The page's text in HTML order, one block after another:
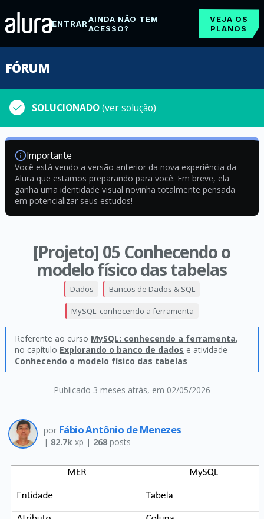
ENTRARAINDA NÃO TEM
ACESSO?
VEJA OS
PLANOS
FÓRUM
SOLUCIONADO(ver solução)
Importante
Você está vendo a versão anterior da nova experiência da
Alura que estamos preparando para você. Em breve, ela
ganha uma identidade visual novinha totalmente pensada
em potencializar seus estudos!
[Projeto] 05 Conhecendo o
modelo físico das tabelas
Publicado 3 meses atrás, em 02/05/2026
Dados Bancos de Dados & SQL
MySQL: conhecendo a ferramenta
Referente ao curso MySQL: conhecendo a ferramenta,
no capítulo Explorando o banco de dados e atividade
Conhecendo o modelo físico das tabelas
por Fábio Antônio de Menezes
| 82.7kxp | 268posts